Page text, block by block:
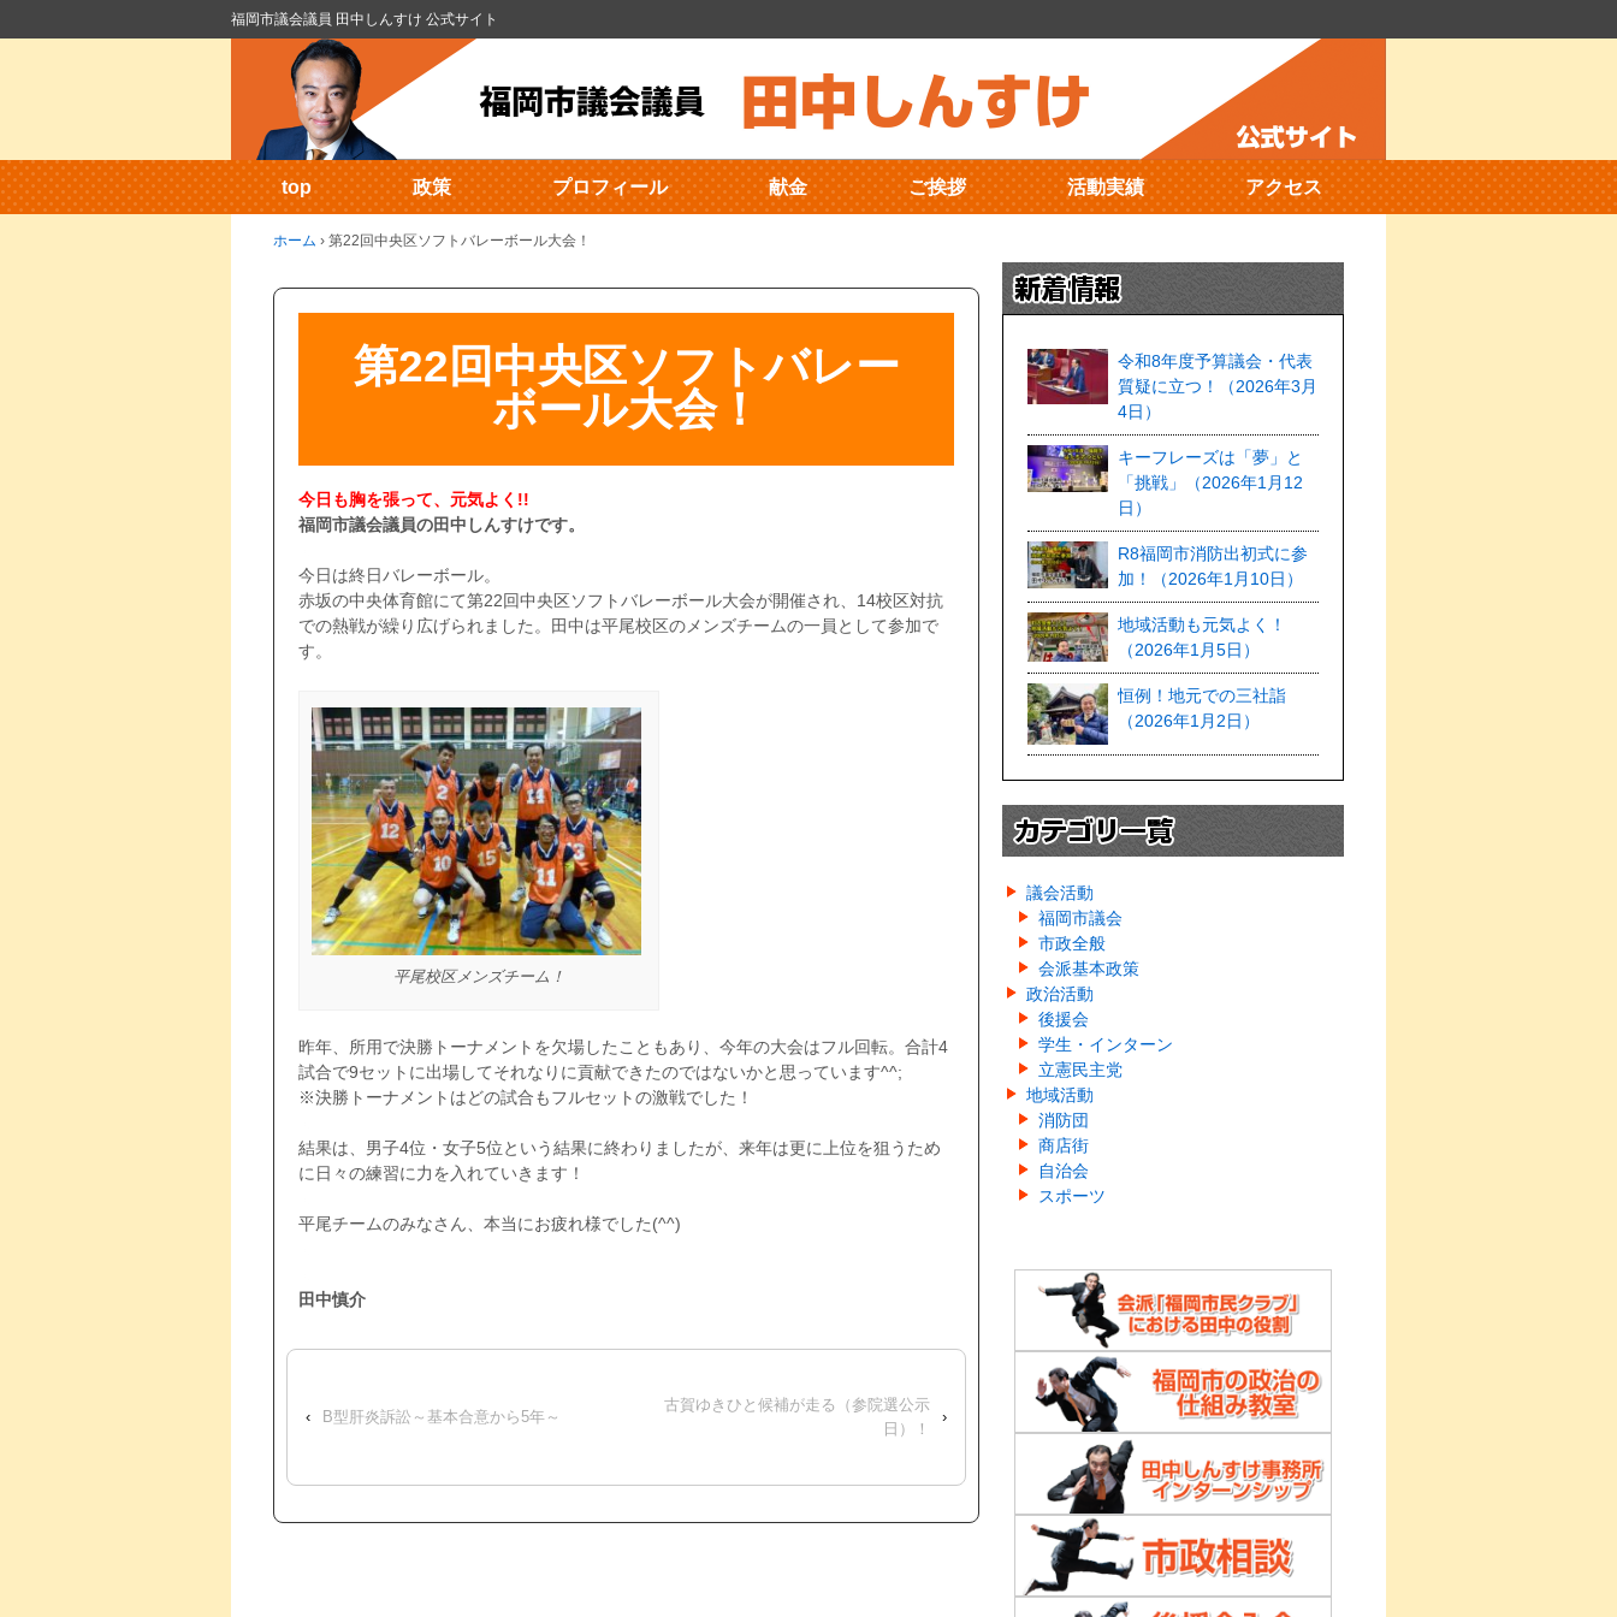
福岡市議会議員 田中しんすけ 公式サイト
top 政策 プロフィール 献金 ご挨拶 活動実績 アクセス
ホーム › 第22回中央区ソフトバレーボール大会！
第22回中央区ソフトバレー
ボール大会！
今日も胸を張って、元気よく!!
福岡市議会議員の田中しんすけです。
今日は終日バレーボール。
赤坂の中央体育館にて第22回中央区ソフトバレーボール大会が開催され、14校区対抗
での熱戦が繰り広げられました。田中は平尾校区のメンズチームの一員として参加で
す。
平尾校区メンズチーム！
昨年、所用で決勝トーナメントを欠場したこともあり、今年の大会はフル回転。合計4
試合で9セットに出場してそれなりに貢献できたのではないかと思っています^^;
※決勝トーナメントはどの試合もフルセットの激戦でした！
結果は、男子4位・女子5位という結果に終わりましたが、来年は更に上位を狙うため
に日々の練習に力を入れていきます！
平尾チームのみなさん、本当にお疲れ様でした(^^)
田中慎介
‹ B型肝炎訴訟～基本合意から5年～
古賀ゆきひと候補が走る（参院選公示
日）！
›
令和8年度予算議会・代表
質疑に立つ！（2026年3月
4日）
キーフレーズは「夢」と
「挑戦」（2026年1月12
日）
R8福岡市消防出初式に参
加！（2026年1月10日）
地域活動も元気よく！
（2026年1月5日）
恒例！地元での三社詣
（2026年1月2日）
議会活動
福岡市議会
市政全般
会派基本政策
政治活動
後援会
学生・インターン
立憲民主党
地域活動
消防団
商店街
自治会
スポーツ